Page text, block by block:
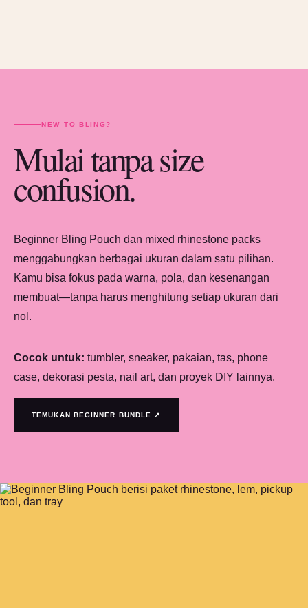
NEW TO BLING?
Mulai tanpa size
confusion.
Beginner Bling Pouch dan mixed rhinestone packs
menggabungkan berbagai ukuran dalam satu pilihan.
Kamu bisa fokus pada warna, pola, dan kesenangan
membuat—tanpa harus menghitung setiap ukuran dari
nol.
Cocok untuk: tumbler, sneaker, pakaian, tas, phone
case, dekorasi pesta, nail art, dan proyek DIY lainnya.
TEMUKAN BEGINNER BUNDLE ↗